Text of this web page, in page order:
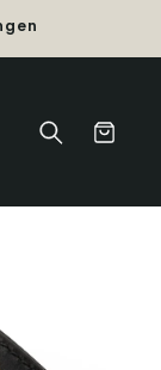
Warenkorb